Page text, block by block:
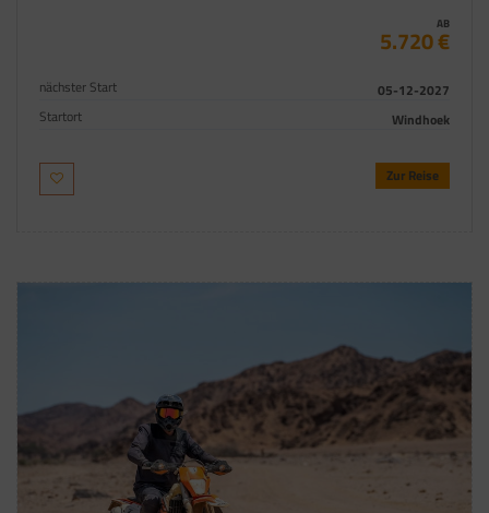
AB
5.720 €
nächster Start
05-12-2027
Startort
Windhoek
Zur Reise